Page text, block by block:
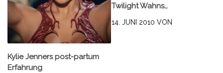
Kylie Jenners post-partum
Erfahrung
Twilight Wahns…
14. JUNI 2010 VON